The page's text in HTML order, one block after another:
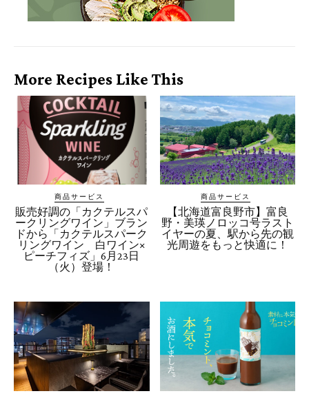
More Recipes Like This
商品サービス
販売好調の「カクテルスパ
ークリングワイン」ブラン
ドから「カクテルスパーク
リングワイン 白ワイン×
ピーチフィズ」6月23日
（火）登場！
商品サービス
【北海道富良野市】富良
野・美瑛ノロッコ号ラスト
イヤーの夏、駅から先の観
光周遊をもっと快適に！